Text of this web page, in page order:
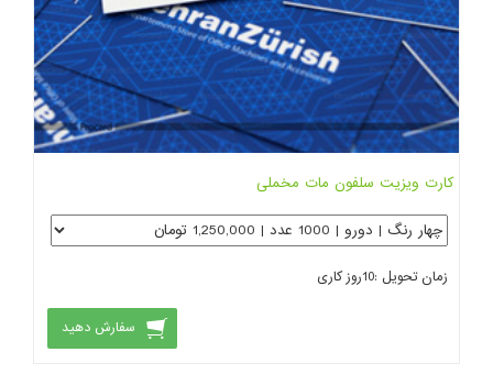
کارت ویزیت سلفون مات مخملی
زمان تحویل :10روز کاری
سفارش دهید